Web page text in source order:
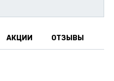
АКЦИИ ОТЗЫВЫ